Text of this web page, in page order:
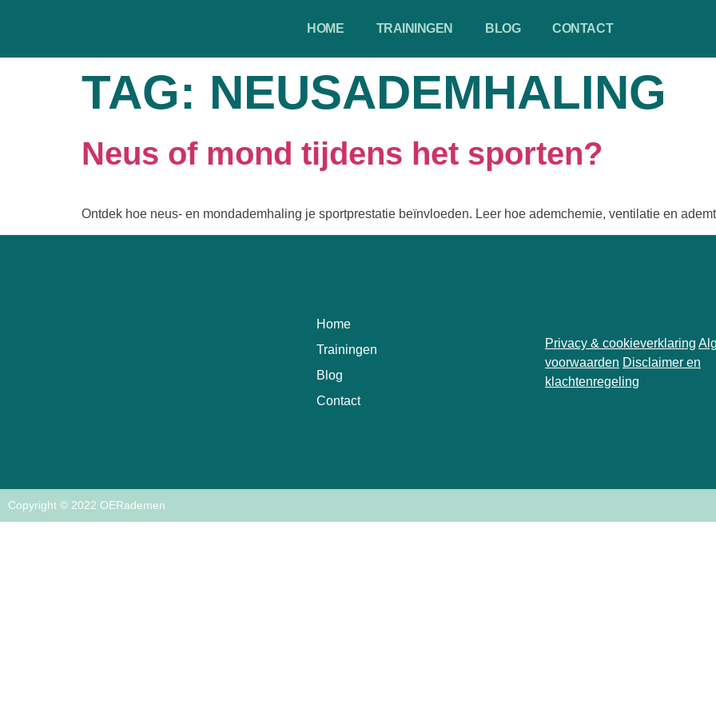
HOME TRAININGEN BLOG CONTACT
TAG: NEUSADEMHALING
Neus of mond tijdens het sporten?
Ontdek hoe neus- en mondademhaling je sportprestatie beïnvloeden. Leer hoe ademchemie, ventilatie en
Home
Trainingen
Blog
Contact
Privacy & cookieverklaring
voorwaarden Disclaimer en
klachtenregeling
Copyright © 2022 OERademen